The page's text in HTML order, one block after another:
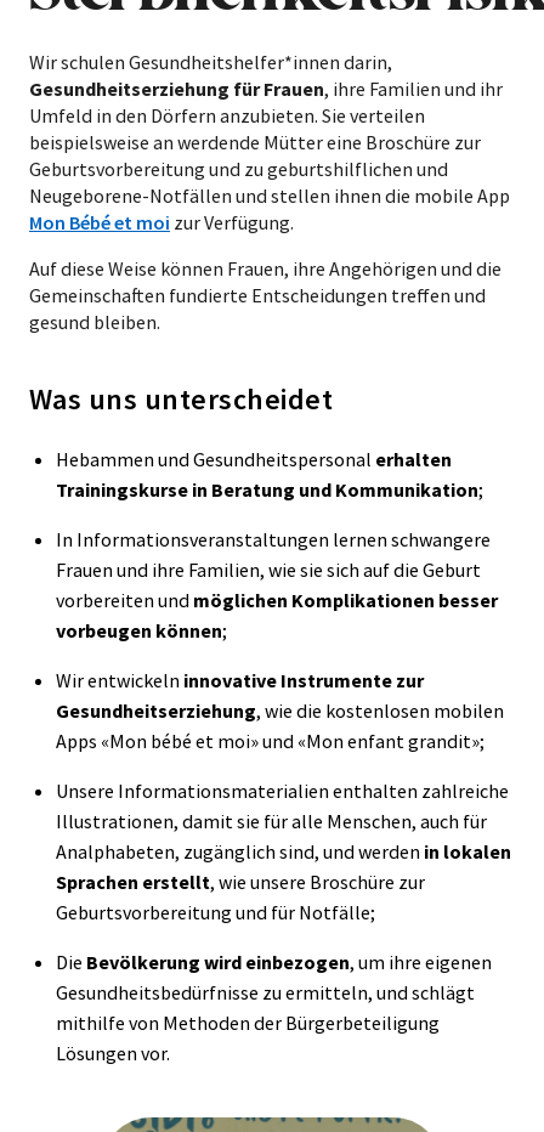
Wir schulen Gesundheitshelfer*innen darin,
Gesundheitserziehung für Frauen, ihre Familien und ihr
Umfeld in den Dörfern anzubieten. Sie verteilen
beispielsweise an werdende Mütter eine Broschüre zur
Geburtsvorbereitung und zu geburtshilflichen und
Neugeborene-Notfällen und stellen ihnen die mobile App
Mon Bébé et moi zur Verfügung.
Auf diese Weise können Frauen, ihre Angehörigen und die
Gemeinschaften fundierte Entscheidungen treffen und
gesund bleiben.
Was uns unterscheidet
Hebammen und Gesundheitspersonal erhalten
Trainingskurse in Beratung und Kommunikation;
In Informationsveranstaltungen lernen schwangere
Frauen und ihre Familien, wie sie sich auf die Geburt
vorbereiten und möglichen Komplikationen besser
vorbeugen können;
Wir entwickeln innovative Instrumente zur
Gesundheitserziehung, wie die kostenlosen mobilen
Apps «Mon bébé et moi» und «Mon enfant grandit»;
Unsere Informationsmaterialien enthalten zahlreiche
Illustrationen, damit sie für alle Menschen, auch für
Analphabeten, zugänglich sind, und werden in lokalen
Sprachen erstellt, wie unsere Broschüre zur
Geburtsvorbereitung und für Notfälle;
Die Bevölkerung wird einbezogen, um ihre eigenen
Gesundheitsbedürfnisse zu ermitteln, und schlägt
mithilfe von Methoden der Bürgerbeteiligung
Lösungen vor.